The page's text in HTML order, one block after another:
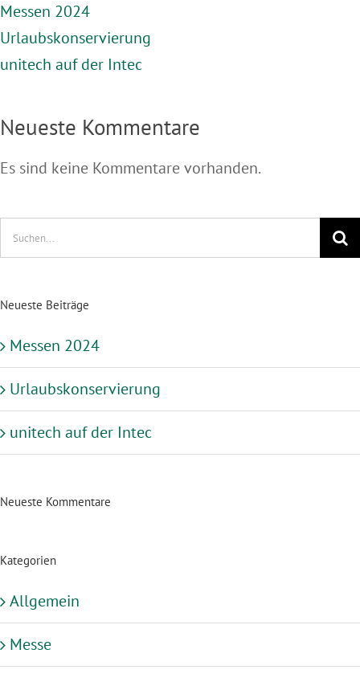
Messen 2024
Urlaubskonservierung
unitech auf der Intec
Neueste Kommentare
Es sind keine Kommentare vorhanden.
Suche
nach:
Neueste Beiträge
Messen 2024
Urlaubskonservierung
unitech auf der Intec
Neueste Kommentare
Kategorien
Allgemein
Messe